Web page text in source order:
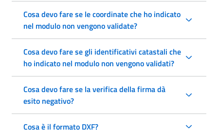
Cosa devo fare se le coordinate che ho indicato
nel modulo non vengono validate?
Cosa devo fare se gli identificativi catastali che
ho indicato nel modulo non vengono validati?
Cosa devo fare se la verifica della firma dà
esito negativo?
Cosa è il formato DXF?